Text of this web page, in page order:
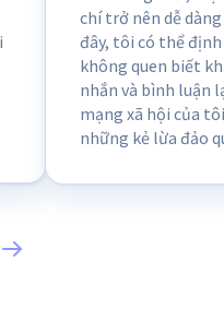
chí trở nên dễ
đây, tôi có thể
không quen biết
nhắn và bình luận
mạng xã hội của
những kẻ lừa đảo
đường link duy